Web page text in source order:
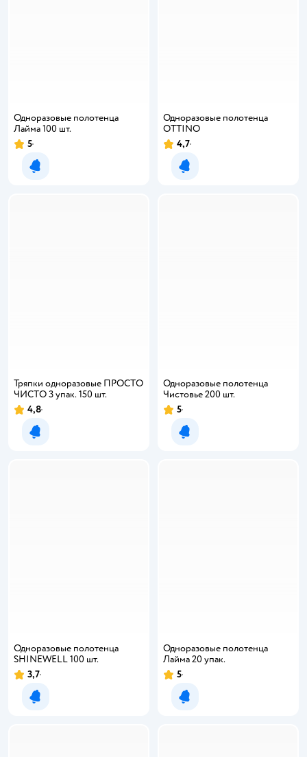
Одноразовые полотенца
Лайма 100 шт.
Рейтинг:
5
Уведомить о появлении
Одноразовые полотенца
OTTINO
Рейтинг:
4,7
Уведомить о появлении
Тряпки одноразовые ПРОСТО
ЧИСТО 3 упак. 150 шт.
Рейтинг:
4,8
Уведомить о появлении
Одноразовые полотенца
Чистовье 200 шт.
Рейтинг:
5
Уведомить о появлении
Одноразовые полотенца
SHINEWELL 100 шт.
Рейтинг:
3,7
Уведомить о появлении
Одноразовые полотенца
Лайма 20 упак.
Рейтинг:
5
Уведомить о появлении